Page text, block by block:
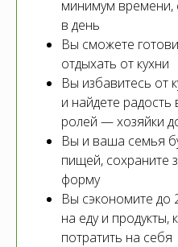
минимум времени,
в день
Вы сможете
отдыхать от кухни
Вы избавитесь от
и найдете
ролей — хозяйки
Вы и ваша семья
пищей, сохраните
форму
Вы сэкономите до
на еду и
потратить на себя